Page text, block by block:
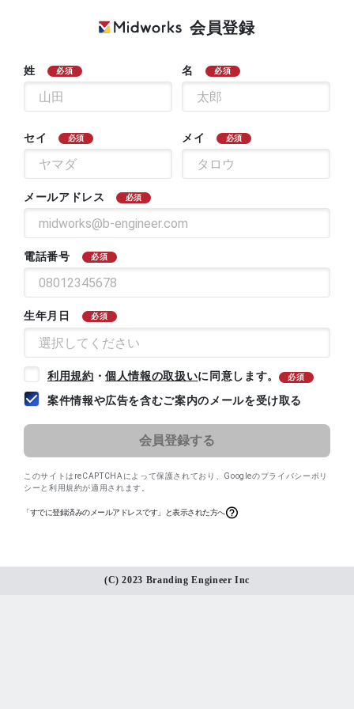
会員登録
姓 必須 名 必須
セイ 必須 メイ 必須
メールアドレス 必須
電話番号 必須
生年月日 必須
利用規約 ・個人情報の取扱いに同意します。 必須
案件情報や広告を含むご案内のメールを受け取る
このサイトはreCAPTCHAによって保護されており、 Googleのプライバシーポリ
シー と 利用規約が適用されます。
「すでに登録済みのメールアドレスです」と表示された方へ
(C) 2023 Branding Engineer Inc